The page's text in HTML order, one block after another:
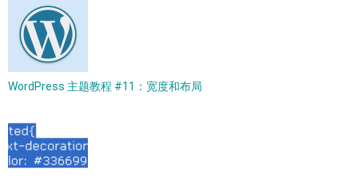
WordPress 主题教程 #11：宽度和布局